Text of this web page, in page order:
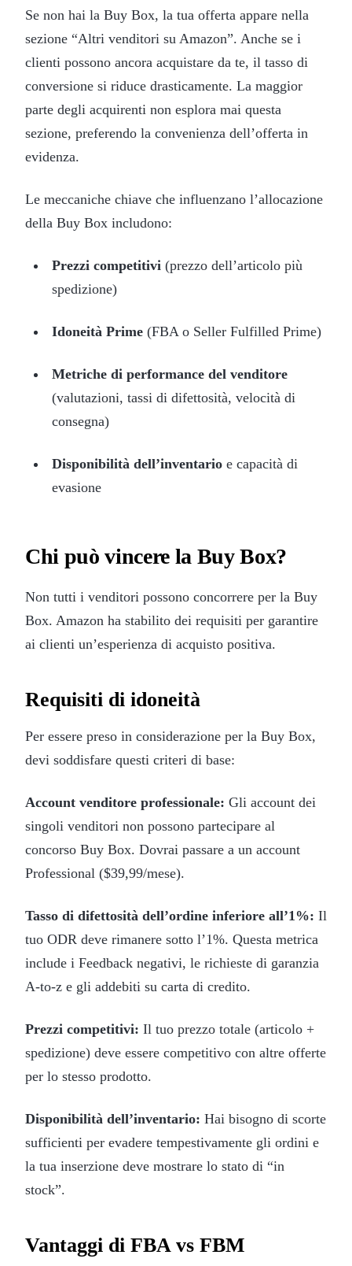
Se non hai la Buy Box, la tua offerta appare nella
sezione “Altri venditori su Amazon”. Anche se i
clienti possono ancora acquistare da te, il tasso di
conversione si riduce drasticamente. La maggior
parte degli acquirenti non esplora mai questa
sezione, preferendo la convenienza dell’offerta in
evidenza.
Le meccaniche chiave che influenzano l’allocazione
della Buy Box includono:
Prezzi competitivi (prezzo dell’articolo più
spedizione)
Idoneità Prime(FBA o Seller Fulfilled Prime)
Metriche di performance del venditore
(valutazioni, tassi di difettosità, velocità di
consegna)
Disponibilità dell’inventarioe capacità di
evasione
Chi può vincere la Buy Box?
Non tutti i venditori possono concorrere per la Buy
Box. Amazon ha stabilito dei requisiti per garantire
ai clienti un’esperienza di acquisto positiva.
Requisiti di idoneità
Per essere preso in considerazione per la Buy Box,
devi soddisfare questi criteri di base:
Account venditore professionale: Gli account dei
singoli venditori non possono partecipare al
concorso Buy Box. Dovrai passare a un account
Professional ($39,99/mese).
Tasso di difettosità dell’ordine inferiore all’1%: Il
tuo ODR deve rimanere sotto l’1%. Questa metrica
include i Feedback negativi, le richieste di garanzia
A-to-z e gli addebiti su carta di credito.
Prezzi competitivi: Il tuo prezzo totale (articolo +
spedizione) deve essere competitivo con altre offerte
per lo stesso prodotto.
Disponibilità dell’inventario: Hai bisogno di scorte
sufficienti per evadere tempestivamente gli ordini e
la tua inserzione deve mostrare lo stato di “in
stock”.
Vantaggi di FBA vs FBM